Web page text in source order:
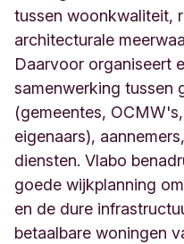
a
5
B
e
e
k
o
B
e
tussen woonkwaliteit,
architecturale
Daarvoor organiseert
samenwerking tussen
(gemeentes,
eigenaars),
diensten. Vlabo
goede wijkplanning
en de dure
betaalbare woningen